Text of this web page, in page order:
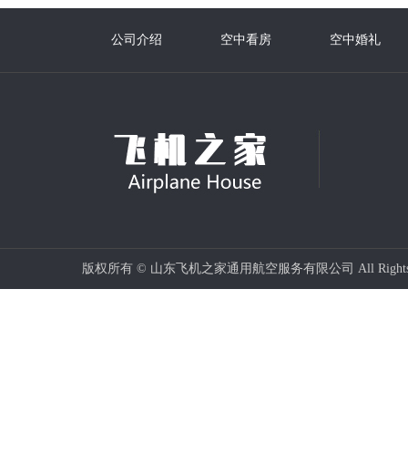
公司介绍 空中看房 空中婚礼
版权所有 © 山东飞机之家通用航空服务有限公司 All